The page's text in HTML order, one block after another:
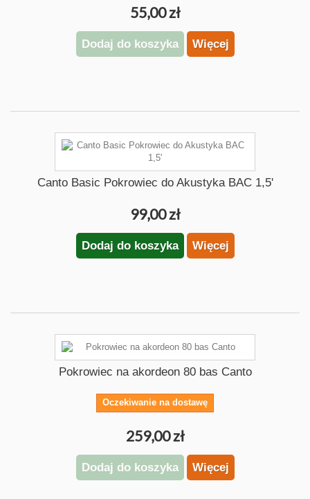
55,00 zł
Dodaj do koszyka Więcej
Canto Basic Pokrowiec do Akustyka BAC 1,5'
99,00 zł
Dodaj do koszyka Więcej
Pokrowiec na akordeon 80 bas Canto
Oczekiwanie na dostawę
259,00 zł
Dodaj do koszyka Więcej